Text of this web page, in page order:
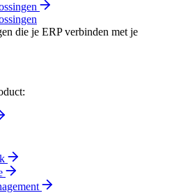
die je ERP verbinden met je